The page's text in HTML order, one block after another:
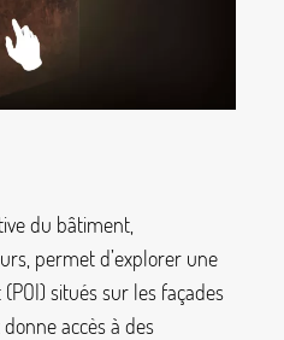
du bâtiment,
permet d’explorer une
situés sur les façades
accès à des